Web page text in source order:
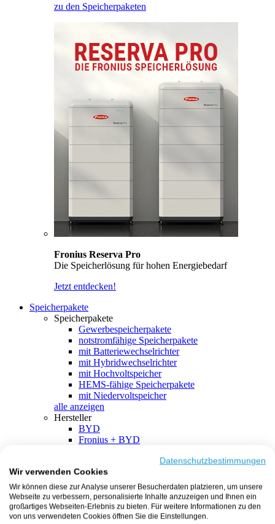
zu den Speicherpaketen
Fronius Reserva Pro
Die Speicherlösung für hohen Energiebedarf
Jetzt entdecken!
Speicherpakete
Speicherpakete
Gewerbespeicherpakete
notstromfähige Speicherpakete
mit Batteriewechselrichter
mit Hybridwechselrichter
mit Hochvoltspeicher
HEMS-fähige Speicherpakete
mit Niedervoltspeicher
alle anzeigen
Hersteller
BYD
Fronius + BYD
SMA + BYD
EcoFlow
EcoFlow + EcoFlow
FENECON
FENECON + FENECON
Datenschutzbestimmungen
Wir verwenden Cookies
Wir können diese zur Analyse unserer Besucherdaten platzieren, um unsere
Webseite zu verbessern, personalisierte Inhalte anzuzeigen und Ihnen ein
großartiges Webseiten-Erlebnis zu bieten. Für weitere Informationen zu den
von uns verwendeten Cookies öffnen Sie die Einstellungen.